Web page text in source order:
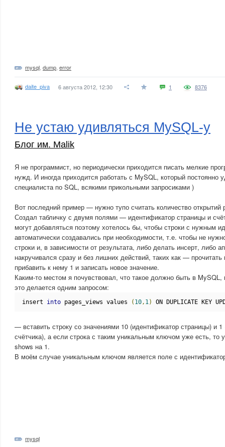
mysql dump error
daite_piva 6 августа 2012, 12:30 1 8376
Не устаю удивляться MySQL-у
Блог им. Malik
Я не программист, но периодически приходится писать мелкие
нужд. И иногда приходится работать с MySQL, который постоянно
специалиста по SQL, всякими прикольными запросиками )
Вот последний пример — нужно тупо считать количество открытий
Создал табличку с двумя полями — идентификатор страницы и
могут добавляться поэтому хотелось бы, чтобы строки с нужным
автоматически создавались при необходимости, т.е. чтобы не
строки и, в зависимости от результата, либо делать инсерт, либо
накручивался сразу и без лишних действий, таких как —
прибавить к нему 1 и записать новое значение.
Каким-то местом я почувствовал, что такое должно быть в
это делается одним запросом:
insert into pages_views values ( 10, 1) ON DUPLICATE KEY
— вставить строку со значениями 10 (идентификатор страницы) и 1
счётчика), а если строка с таким уникальным ключом уже есть, то
shows на 1.
В моём случае уникальным ключом является поле с
mysql